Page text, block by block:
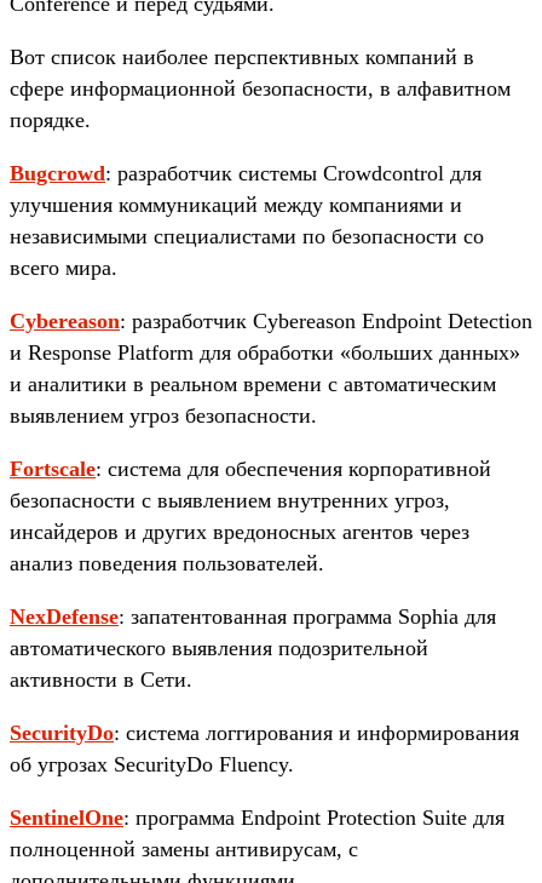
Вот список наиболее перспективных компаний в
сфере информационной безопасности, в алфавитном
порядке.
Bugcrowd: разработчик системы Crowdcontrol для
улучшения коммуникаций между компаниями и
независимыми специалистами по безопасности со
всего мира.
Cybereason: разработчик Cybereason Endpoint Detection
и Response Platform для обработки «больших данных»
и аналитики в реальном времени с автоматическим
выявлением угроз безопасности.
Fortscale: система для обеспечения корпоративной
безопасности с выявлением внутренних угроз,
инсайдеров и других вредоносных агентов через
анализ поведения пользователей.
NexDefense: запатентованная программа Sophia для
автоматического выявления подозрительной
активности в Сети.
SecurityDo: система логгирования и информирования
об угрозах SecurityDo Fluency.
SentinelOne: программа Endpoint Protection Suite для
полноценной замены антивирусам, с